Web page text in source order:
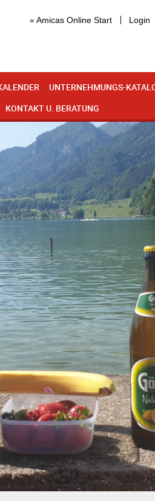
« Amicas Online Start Login
UNTERNEHMUNGS-
KONTAKT U. BERATUNG